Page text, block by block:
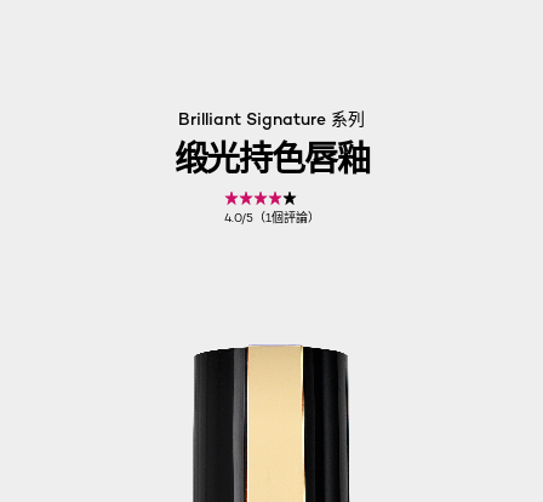
Brilliant Signature 系列
缎光持色唇釉
4.0/5（1個評論）